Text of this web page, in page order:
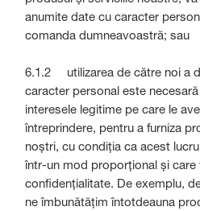
anumite date cu caracter
comanda dumneavoastră; sau
6.1.2 utilizarea de către noi a
caracter personal este
interesele legitime pe care le
întreprindere, pentru a furniza
noștri, cu condiția ca acest
într-un mod proporțional și
confidențialitate. De exemplu,
ne îmbunătățim întotdeauna